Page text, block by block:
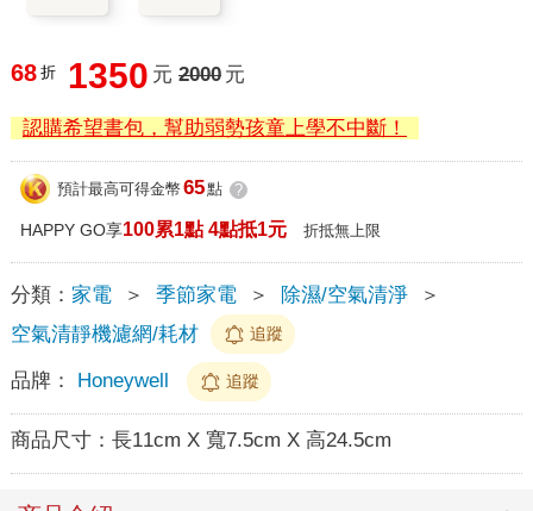
68 折 1350 元 2000 元
認購希望書包，幫助弱勢孩童上學不中斷！
預計最高可得金幣 65點 ?
HAPPY GO享100累1點 4點抵1元 折抵無上限
分類： 家電 ＞ 季節家電 ＞ 除濕/空氣清淨
＞
空氣清靜機濾網/耗材
追蹤
品牌： Honeywell 追蹤
商品尺寸： 長11cm X 寬7.5cm X 高24.5cm